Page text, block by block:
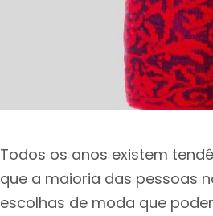
Todos os anos existem
que a maioria das pessoas
escolhas de moda que